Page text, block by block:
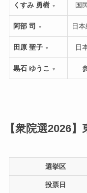
くすみ 勇樹 ▼ 国
阿部 司 ▼ 日
田原 聖子 ▼ 日
黒石 ゆうこ ▼
【衆院選2026
選挙区
投票日